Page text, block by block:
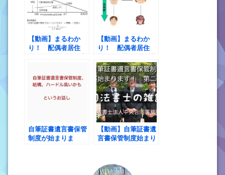
【動画】まるわか
り！ 配偶者居住
税の可能性と配偶者
居住権の税法上の評
【動画】まるわか
り！ 配偶者居住
居住権に関する実務
上の検討
自筆証書遺言書保管
制度が始まりま
【動画】自筆証書遺
言書保管制度始まり
ない？